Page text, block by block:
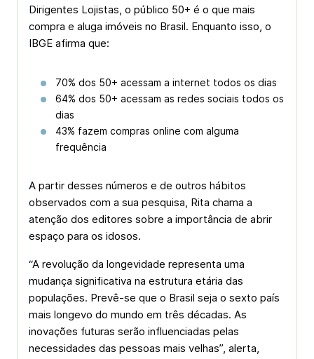
Dirigentes Lojistas, o público 50+ é o que mais
compra e aluga imóveis no Brasil. Enquanto isso, o
IBGE afirma que:
70% dos 50+ acessam a internet todos os dias
64% dos 50+ acessam as redes sociais todos os
dias
43% fazem compras online com alguma
frequência
A partir desses números e de outros hábitos
observados com a sua pesquisa, Rita chama a
atenção dos editores sobre a importância de abrir
espaço para os idosos.
“A revolução da longevidade representa uma
mudança significativa na estrutura etária das
populações. Prevê-se que o Brasil seja o sexto país
mais longevo do mundo em três décadas. As
inovações futuras serão influenciadas pelas
necessidades das pessoas mais velhas”, alerta,